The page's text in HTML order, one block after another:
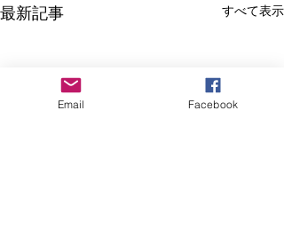
最新記事 すべて表示
Email Facebook